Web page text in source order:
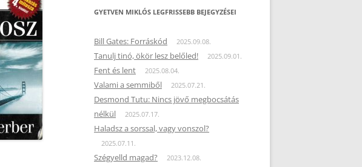
GYETVEN MIKLÓS LEGFRISSEBB BEJEGYZÉSEI
Bill Gates: Forráskód 2025.09.08.
Tanulj tinó, ökör lesz belőled! 2025.09.01.
Fent és lent 2025.08.04.
Valami a semmiből 2025.07.21.
Desmond Tutu: Nincs jövő megbocsátás
nélkül
2025.07.17.
Haladsz a sorssal, vagy vonszol?
2025.07.11.
Szégyelld magad? 2023.12.08.